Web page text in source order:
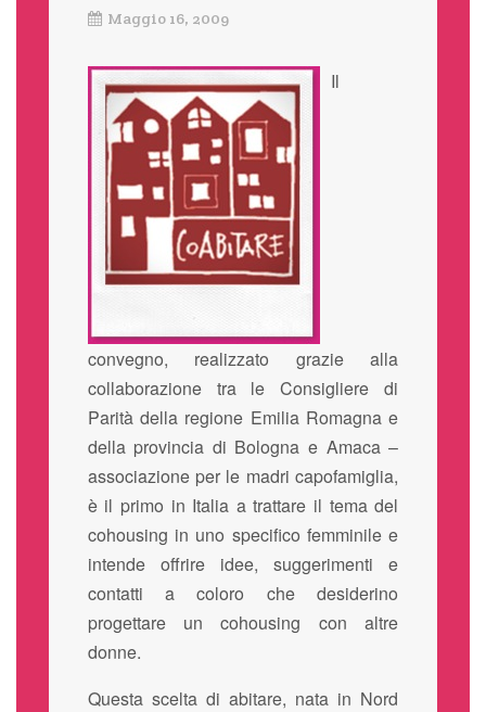
Maggio 16, 2009
Il
convegno, realizzato grazie alla
collaborazione tra le Consigliere di
Parità della regione Emilia Romagna e
della provincia di Bologna e Amaca –
associazione per le madri capofamiglia,
è il primo in Italia a trattare il tema del
cohousing in uno specifico femminile e
intende offrire idee, suggerimenti e
contatti a coloro che desiderino
progettare un cohousing con altre
donne.
Questa scelta di abitare, nata in Nord